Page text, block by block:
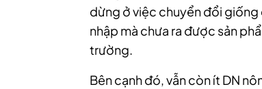
dừng ở việc chuyển đổi
nhập mà chưa ra được sản
trường.
Bên cạnh đó, vẫn còn ít DN